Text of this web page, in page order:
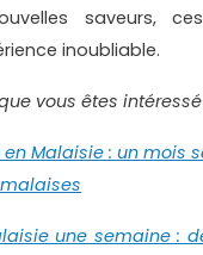
saveurs,
inoubliable.
vous êtes
Malaisie : un mois
une semaine :